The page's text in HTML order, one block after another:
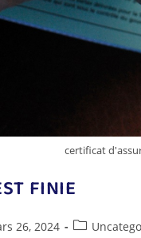
certificat
FINIE
26, 2024